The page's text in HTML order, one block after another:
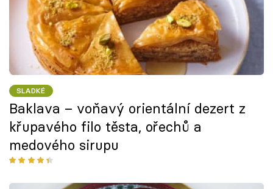
SLADKÉ
Baklava – voňavý orientální dezert z
křupavého filo těsta, ořechů a
medového sirupu